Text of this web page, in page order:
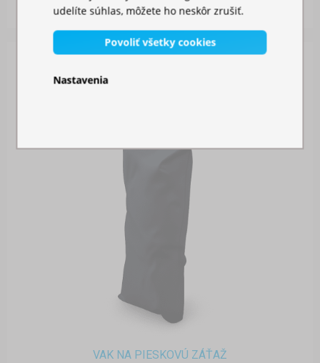
26,00 €
VAK NA PIESKOVÚ ZÁŤAŽ
udelíte súhlas, môžete ho neskôr zrušiť.
Povoliť všetky cookies
Nastavenia